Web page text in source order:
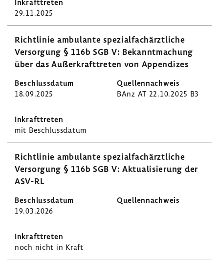
29.11.2025
Richt­linie ambu­lante spezi­al­fach­ärzt­liche
Versor­gung § 116b SGB V: Bekannt­ma­chung
über das Außer­kraft­treten von Appen­dizes
18.09.2025 BAnz AT 22.10.2025 B3
mit Beschluss­datum
Richt­linie ambu­lante spezi­al­fach­ärzt­liche
Versor­gung § 116b SGB V: Aktua­li­sie­rung der
ASV-RL
19.03.2026
noch nicht in Kraft